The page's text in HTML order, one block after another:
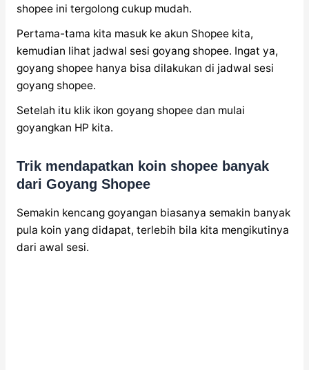
shopee ini tergolong cukup mudah.
Pertama-tama kita masuk ke akun Shopee kita,
kemudian lihat jadwal sesi goyang shopee. Ingat ya,
goyang shopee hanya bisa dilakukan di jadwal sesi
goyang shopee.
Setelah itu klik ikon goyang shopee dan mulai
goyangkan HP kita.
Trik mendapatkan koin shopee banyak
dari Goyang Shopee
Semakin kencang goyangan biasanya semakin banyak
pula koin yang didapat, terlebih bila kita mengikutinya
dari awal sesi.